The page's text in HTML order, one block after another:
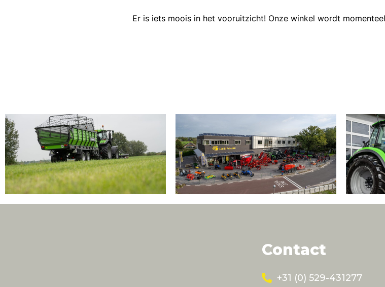
Er is iets moois in het vooruitzicht! Onze winkel wordt
Contact
+31 (0) 529-431277